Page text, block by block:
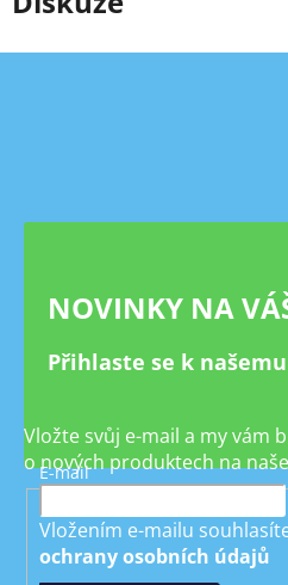
Z
NOVINKY NA
Přihlaste se k
Vložte svůj e-mail a my vám
o nových produktech na
E-mail
Vložením e-mailu
ochrany osobních údajů